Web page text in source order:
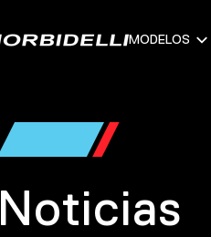
MODELOS
Noticias